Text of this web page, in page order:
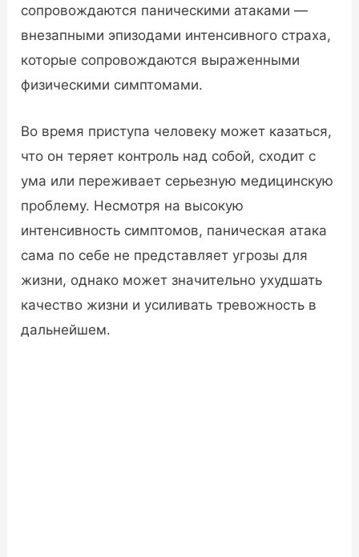
сопровождаются паническими атаками —
внезапными эпизодами интенсивного страха,
которые сопровождаются выраженными
физическими симптомами.
Во время приступа человеку может казаться,
что он теряет контроль над собой, сходит с
ума или переживает серьезную медицинскую
проблему. Несмотря на высокую
интенсивность симптомов, паническая атака
сама по себе не представляет угрозы для
жизни, однако может значительно ухудшать
качество жизни и усиливать тревожность в
дальнейшем.